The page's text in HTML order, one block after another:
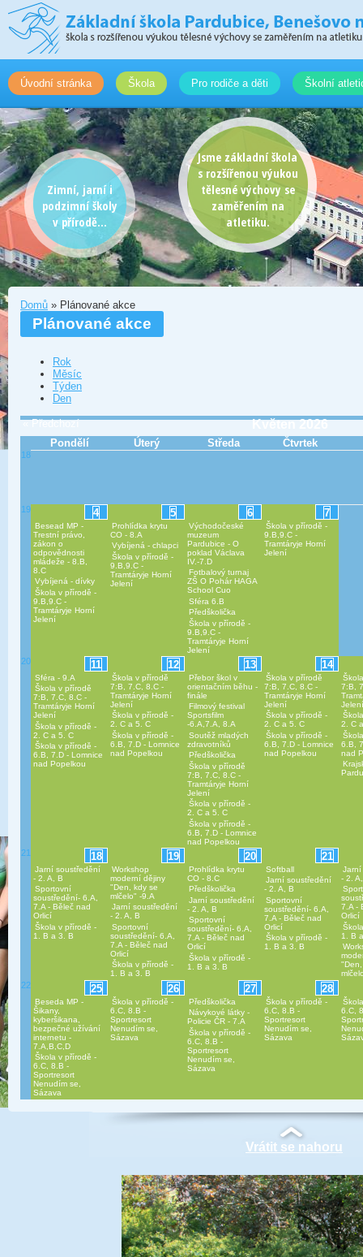
Úvodní stránka Škola Pro rodiče a děti Školní
Zimní, jarní i
podzimní školy
v přírodě...
Jsme základní škola
s rozšířenou výukou
tělesné výchovy se
zaměřením na
atletiku.
Domů » Plánované akce
Plánované akce
Rok
Měsíc
Týden
Den
« Předchozí Květen 2026
Pondělí Úterý Středa Čtvrtek
18
19 4
Besead MP -
Trestní právo,
zákon o
odpovědnosti
mládeže - 8.B,
8.C
Vybíjená - dívky
Škola v přírodě -
9.B,9.C -
Tramtáryje Horní
Jelení
5
Prohlídka krytu
CO - 8.A
Vybíjená - chlapci
Škola v přírodě -
9.B,9.C -
Tramtáryje Horní
Jelení
6
Východočeské
muzeum
Pardubice - O
poklad Václava
IV.-7.D
Fotbalový turnaj
ZŠ O Pohár HAGA
School Cuo
Sféra 6.B
Předškolička
Škola v přírodě -
9.B,9.C -
Tramtáryje Horní
Jelení
7
Škola v přírodě -
9.B,9.C -
Tramtáryje Horní
Jelení
20 11
Sféra - 9.A
Škola v přírodě
7:B, 7.C, 8.C -
Tramtáryje Horní
Jelení
Škola v přírodě -
2. C a 5. C
Škola v přírodě -
6.B, 7.D - Lomnice
nad Popelkou
12
Škola v přírodě
7:B, 7.C, 8.C -
Tramtáryje Horní
Jelení
Škola v přírodě -
2. C a 5. C
Škola v přírodě -
6.B, 7.D - Lomnice
nad Popelkou
13
Přebor škol v
orientačním běhu -
finále
Filmový festival
Sportsfilm
-6.A,7.A, 8.A
Soutěž mladých
zdravotníků
Předškolička
Škola v přírodě
7:B, 7.C, 8.C -
Tramtáryje Horní
Jelení
Škola v přírodě -
2. C a 5. C
Škola v přírodě -
6.B, 7.D - Lomnice
nad Popelkou
14
Škola v přírodě
7:B, 7.C, 8.C -
Tramtáryje Horní
Jelení
Škola v přírodě -
2. C a 5. C
Škola v přírodě -
6.B, 7.D - Lomnice
nad Popelkou
7:B,
2. C
6.B,
nad
21 18
Jarní soustředění
- 2. A, B
Sportovní
soustředění- 6.A,
7.A - Běleč nad
Orlicí
Škola v přírodě -
1. B a 3. B
19
Workshop
moderní dějiny
"Den, kdy se
mlčelo" -9.A
Jarní soustředění
- 2. A, B
Sportovní
soustředění- 6.A,
7.A - Běleč nad
Orlicí
Škola v přírodě -
1. B a 3. B
20
Prohlídka krytu
CO - 8.C
Předškolička
Jarní soustředění
- 2. A, B
Sportovní
soustředění- 6.A,
7.A - Běleč nad
Orlicí
Škola v přírodě -
1. B a 3. B
21
Softball
Jarní soustředění
- 2. A, B
Sportovní
soustředění- 6.A,
7.A - Běleč nad
Orlicí
Škola v přírodě -
1. B a 3. B
- 2.
7.A -
Orlicí
1. B
22 25
Beseda MP -
Šikany,
kyberšikana,
bezpečné užívání
internetu -
7.A,B,C,D
Škola v přírodě -
6.C, 8.B -
Sportresort
Nenudím se,
Sázava
26
Škola v přírodě -
6.C, 8.B -
Sportresort
Nenudím se,
Sázava
27
Předškolička
Návykové látky -
Policie ČR - 7.A
Škola v přírodě -
6.C, 8.B -
Sportresort
Nenudím se,
Sázava
28
Škola v přírodě -
6.C, 8.B -
Sportresort
Nenudím se,
Sázava
6.C,
Vrátit se nahoru